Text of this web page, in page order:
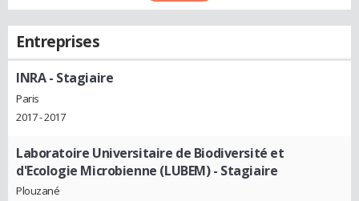
Entreprises
INRA- Stagiaire
Paris
2017 - 2017
Laboratoire Universitaire de Biodiversité et
d'Ecologie Microbienne (LUBEM)- Stagiaire
Plouzané